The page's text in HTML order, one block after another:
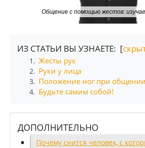
Общение с помощью жестов:
ИЗ СТАТЬИ ВЫ УЗНАЕТЕ: [
1. Жесты рук
2. Руки у лица
3. Положение ног при общении
4. Будьте самим собой!
ДОПОЛНИТЕЛЬНО
Почему снится человек, с